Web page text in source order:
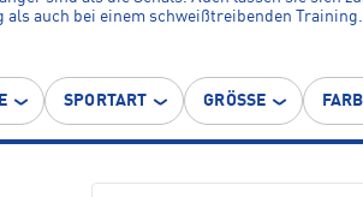
als auch bei einem schweißtreibenden
SPORTART GRÖSSE